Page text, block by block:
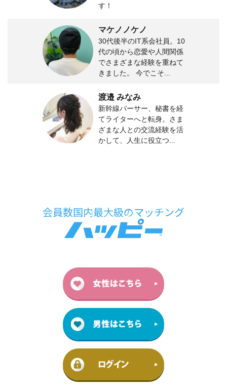
す！
マケノノケノ
30代後半のIT系会社員。10
代の頃から恋愛や人間関係
でさまざまな経験を重ねて
きました。 今でこそ...
渡邉 みなみ
新幹線パーサー、秘書を経
てライターへと転身。さま
ざまな人との交流経験を活
かして、人生に役立つ...